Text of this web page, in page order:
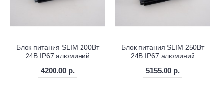
Блок питания SLIM 200Вт
24В IP67 алюминий
4200.00 р.
Блок питания SLIM 250Вт
24В IP67 алюминий
5155.00 р.